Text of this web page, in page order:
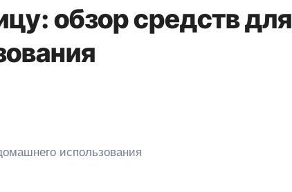
обзор средств для